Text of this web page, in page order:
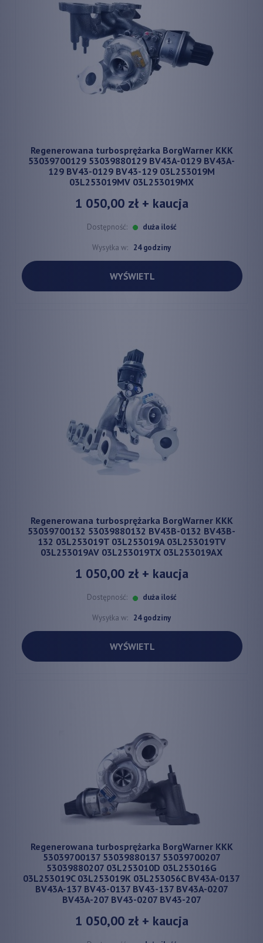
Regenerowana turbosprężarka BorgWarner KKK
53039700129 53039880129 BV43A-0129 BV43A-
129 BV43-0129 BV43-129 03L253019M
03L253019MV 03L253019MX
1 050,00 zł+ kaucja
Dostępność: duża ilość
Wysyłka w: 24 godziny
WYŚWIETL
Regenerowana turbosprężarka BorgWarner KKK
53039700132 53039880132 BV43B-0132 BV43B-
132 03L253019T 03L253019A 03L253019TV
03L253019AV 03L253019TX 03L253019AX
1 050,00 zł+ kaucja
Dostępność: duża ilość
Wysyłka w: 24 godziny
WYŚWIETL
Regenerowana turbosprężarka BorgWarner KKK
53039700137 53039880137 53039700207
53039880207 03L253010D 03L253016G
03L253019C 03L253019K 03L253056C BV43A-0137
BV43A-137 BV43-0137 BV43-137 BV43A-0207
BV43A-207 BV43-0207 BV43-207
1 050,00 zł+ kaucja